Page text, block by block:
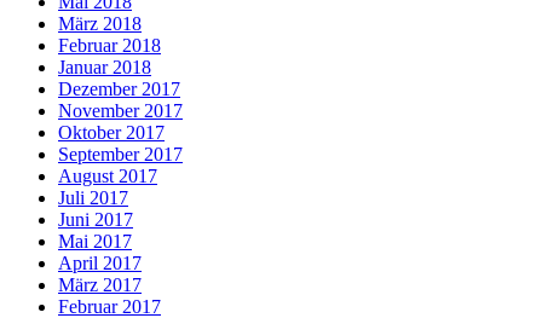
März 2018
Februar 2018
Januar 2018
Dezember 2017
November 2017
Oktober 2017
September 2017
August 2017
Juli 2017
Juni 2017
Mai 2017
April 2017
März 2017
Februar 2017